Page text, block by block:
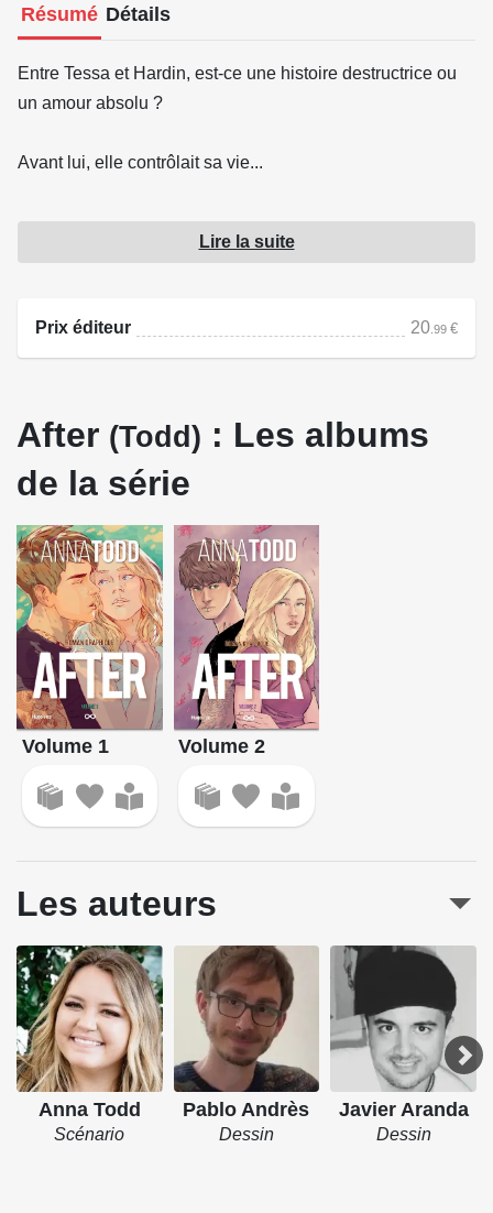
Résumé Détails
Entre Tessa et Hardin, est-ce une histoire destructrice ou
un amour absolu ?
Avant lui, elle contrôlait sa vie...
Tessa est une fille bien. Son petit ami, un garçon doux et
sur qui elle peut compter, l'attend dans sa ville natale. Elle
d'emménager dans sa chambre de première année de fac
tout le corps. Il est beau, sûr de lui et plutôt grossier, voire
un peu cruel. Avec son arrogance et ses insultes, Hardin
représente tout ce que Tessa devrait haïr, et c'est le cas...
d'elle. Ce n'est alors plus qu'une question de temps avant
qu'Hardin ne souffle sur les braises d'une passion que
Tessa n'avait encore jamais connue.
Il va lui dire qu'elle est magnifique, affirmer qu'il n'est pas
celui qu'il lui faut à coups de faux prétextes et d'absences
injustifiées, encore et encore. Il se détournera d'elle, mais
s'accrochera encore plus fort lorsqu'elle voudra aller de
l'avant. En dépit de la désinvolture avec laquelle Hardin la
traite, Tessa ne peut s'empêcher d'être attirée par sa
Lire la suite
Prix éditeur 20.99 €
After (Todd) : Les albums
de la série
Volume 1 Volume 2
Les auteurs
Anna Todd
Scénario
Pablo Andrès
Dessin
Javier Aranda
Dessin